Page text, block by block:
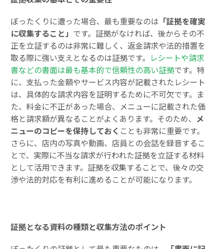
ぼったくりに遭った場合、最も重要なのは 「証拠を確実
に収集すること」 です。証拠がなければ、後からその不
正を立証するのは非常に難しく、返金請求や法的措置を
取る際に強い支えとなるのは証拠です。 レシートや請求
書などの書面は最も基本的で信頼性の高い証拠です。特
に、支払った金額やサービス内容が記載されたレシート
は、具体的な請求内容を証明するために不可欠です。ま
た、料金に不正があった場合、メニューに記載された価
格と請求額が異なることがよくあります。そのため、 メ
ニューのコピーを保持しておく ことも非常に重要です。
さらに、店内の写真や動画、店員との会話を録音するこ
とで、実際に不当な請求が行われた証拠を立証する材料
として活用できます。証拠を収集することで、後々の交
渉や法的対応を有利に進めることが可能になります。
証拠となる資料の種類と収集方法のポイント